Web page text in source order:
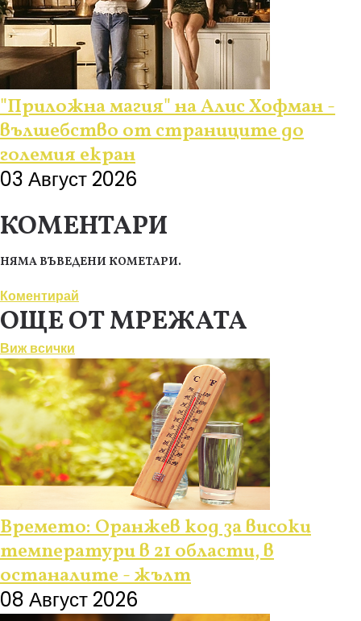
"Приложна магия" на Алис Хофман -
вълшебство от страниците до
големия екран
03 Август 2026
КОМЕНТАРИ
НЯМА ВЪВЕДЕНИ КОМЕТАРИ.
Коментирай
ОЩЕ ОТ МРЕЖАТА
Виж всички
Времето: Оранжев код за високи
температури в 21 области, в
останалите - жълт
08 Август 2026